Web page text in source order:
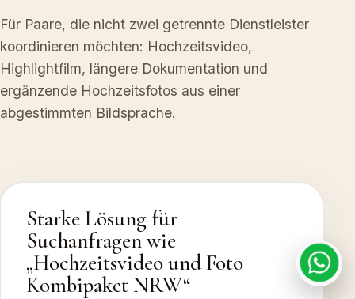
Für Paare, die nicht zwei getrennte Dienstleister
koordinieren möchten: Hochzeitsvideo,
Highlightfilm, längere Dokumentation und
ergänzende Hochzeitsfotos aus einer
abgestimmten Bildsprache.
Starke Lösung für
Suchanfragen wie
„Hochzeitsvideo und Foto
Kombipaket NRW“